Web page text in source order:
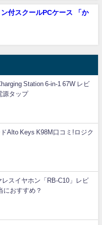
付スクールPCケース 「か
Station 6-in-1 67W レビ
源タップ
Alto Keys K98M口コミ!ロジク
スイヤホン「RB-C10」レビ
におすすめ？